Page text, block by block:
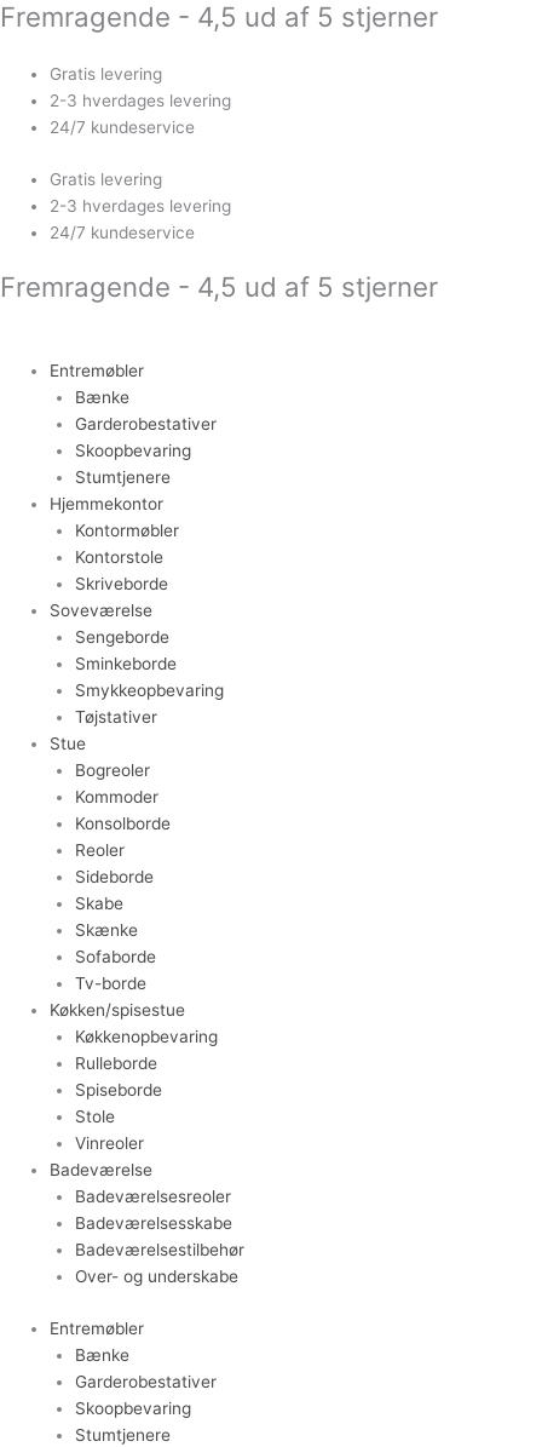
Gå
indholdet
Fremragende - 4,5 ud af 5 stjerner
Gratis levering
2-3 hverdages levering
24/7 kundeservice
Gratis levering
2-3 hverdages levering
24/7 kundeservice
Fremragende - 4,5 ud af 5 stjerner
Entremøbler
Bænke
Garderobestativer
Skoopbevaring
Stumtjenere
Hjemmekontor
Kontormøbler
Kontorstole
Skriveborde
Soveværelse
Sengeborde
Sminkeborde
Smykkeopbevaring
Tøjstativer
Stue
Bogreoler
Kommoder
Konsolborde
Reoler
Sideborde
Skabe
Skænke
Sofaborde
Tv-borde
Køkken/spisestue
Køkkenopbevaring
Rulleborde
Spiseborde
Stole
Vinreoler
Badeværelse
Badeværelsesreoler
Badeværelsesskabe
Badeværelsestilbehør
Over- og underskabe
Entremøbler
Bænke
Garderobestativer
Skoopbevaring
Stumtjenere
Rundt
metalstel